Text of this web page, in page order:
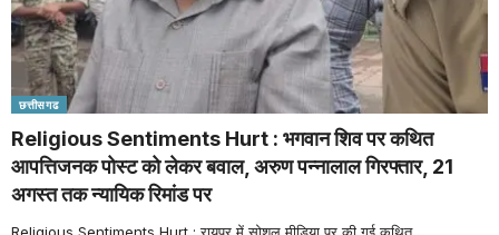
छत्तीसगढ
Religious Sentiments Hurt : भगवान शिव पर कथित
आपत्तिजनक पोस्ट को लेकर बवाल, अरुण पन्नालाल गिरफ्तार, 21
अगस्त तक न्यायिक रिमांड पर